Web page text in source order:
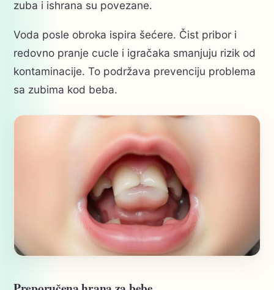
zuba i ishrana su povezane.
Voda posle obroka ispira šećere. Čist pribor i
redovno pranje cucle i igračaka smanjuju rizik od
kontaminacije. To podržava prevenciju problema
sa zubima kod beba.